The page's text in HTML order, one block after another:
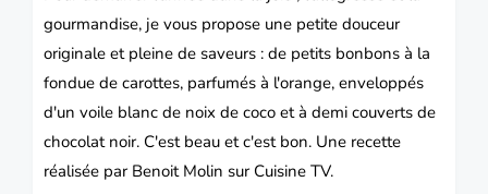
gourmandise, je vous propose une petite douceur
originale et pleine de saveurs : de petits bonbons à la
fondue de carottes, parfumés à l'orange, enveloppés
d'un voile blanc de noix de coco et à demi couverts de
chocolat noir. C'est beau et c'est bon. Une recette
réalisée par Benoit Molin sur Cuisine TV.